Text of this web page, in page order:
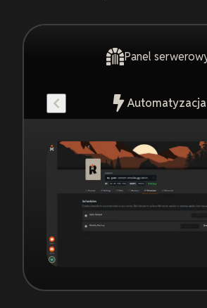
Panel
Automatyzacja